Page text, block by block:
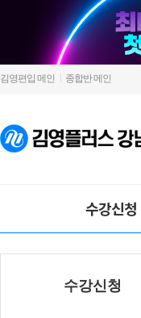
김영편입 메인 종합반 메인
수강신청
수강신청